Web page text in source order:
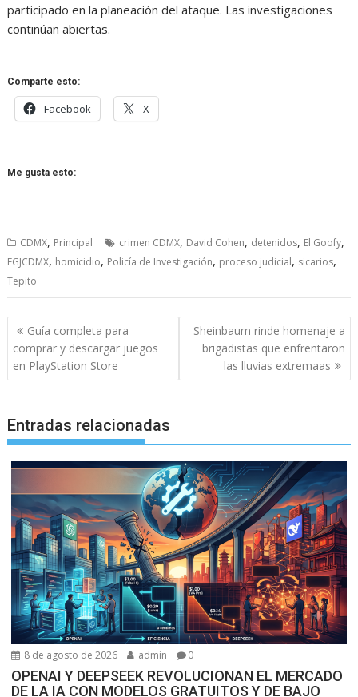
participado en la planeación del ataque. Las investigaciones
continúan abiertas.
Comparte esto:
Facebook X
Me gusta esto:
CDMX, Principal crimen CDMX, David Cohen, detenidos, El Goofy,
FGJCDMX, homicidio, Policía de Investigación, proceso judicial, sicarios,
Tepito
Navegación
de
entradas
Guía completa para
comprar y descargar juegos
en PlayStation Store
Sheinbaum rinde homenaje a
brigadistas que enfrentaron
las lluvias extremaas
Entradas relacionadas
8 de agosto de 2026 admin 0
OPENAI Y DEEPSEEK REVOLUCIONAN EL MERCADO
DE LA IA CON MODELOS GRATUITOS Y DE BAJO